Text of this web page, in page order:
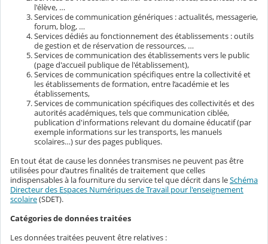
l'élève, …
Services de communication génériques : actualités, messagerie,
forum, blog, …
Services dédiés au fonctionnement des établissements : outils
de gestion et de réservation de ressources, …
Services de communication des établissements vers le public
(page d'accueil publique de l'établissement),
Services de communication spécifiques entre la collectivité et
les établissements de formation, entre l’académie et les
établissements,
Services de communication spécifiques des collectivités et des
autorités académiques, tels que communication ciblée,
publication d'informations relevant du domaine éducatif (par
exemple informations sur les transports, les manuels
scolaires…) sur des pages publiques.
En tout état de cause les données transmises ne peuvent pas être
utilisées pour d’autres finalités de traitement que celles
indispensables à la fourniture du service tel que décrit dans leSchéma
Directeur des Espaces Numériques de Travail pour l'enseignement
scolaire(SDET).
Catégories de données traitées
Les données traitées peuvent être relatives :